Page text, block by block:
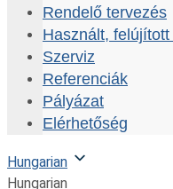
Rendelő tervezés
Használt,
Szerviz
Referenciák
Pályázat
Elérhetőség
Hungarian
Hungarian